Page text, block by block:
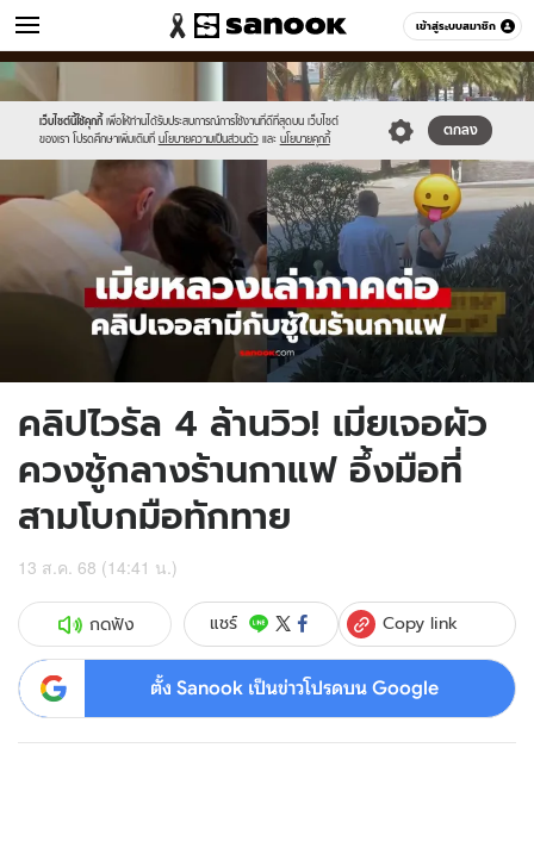
เข้าสู่ระบบสมาชิก
ข่าว หมวดอื่นๆ
เว็บไซต์นี้ใช้คุกกี้ เพื่อให้ท่านได้รับประสบการณ์การใช้งานที่ดีที่สุดบน เว็บไซต์
ของเรา โปรดศึกษาเพิ่มเติมที่ นโยบายความเป็นส่วนตัว และ นโยบายคุกกี้
ตกลง
Sanook
//s.isanook.com/sr/0/images/logo-
new-
sanook.png
//s.isanook.com/ns/0/ud/1965/9828254/new-
thumbnail1200x720_v2_1.jpg
คลิปไวรัล 4 ล้านวิว! เมียเจอผัว
ควงชู้กลางร้านกาแฟ อึ้งมือที่
สามโบกมือทักทาย
13 ส.ค. 68 (14:41 น.)
กดฟัง แชร์ Copy link
ตั้ง Sanook เป็นข่าวโปรดบน Google